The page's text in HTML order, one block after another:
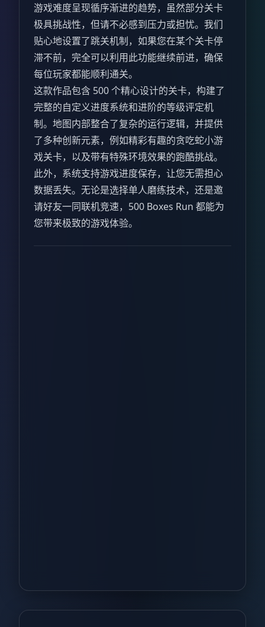
游戏难度呈现循序渐进的趋势，虽然部分关卡
极具挑战性，但请不必感到压力或担忧。我们
贴心地设置了跳关机制，如果您在某个关卡停
滞不前，完全可以利用此功能继续前进，确保
每位玩家都能顺利通关。
这款作品包含 500 个精心设计的关卡，构建了
完整的自定义进度系统和进阶的等级评定机
制。地图内部整合了复杂的运行逻辑，并提供
了多种创新元素，例如精彩有趣的贪吃蛇小游
戏关卡，以及带有特殊环境效果的跑酷挑战。
此外，系统支持游戏进度保存，让您无需担心
数据丢失。无论是选择单人磨练技术，还是邀
请好友一同联机竞速，500 Boxes Run 都能为
您带来极致的游戏体验。